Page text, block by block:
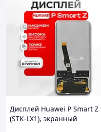
Дисплей Huawei P Smart Z
(STK-LX1), экранный